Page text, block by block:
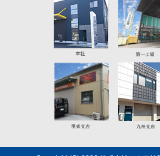
(5)
(5)
(2)
(6)
2022年12月(5)